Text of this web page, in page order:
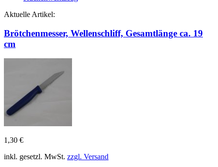
Aktuelle Artikel:
Brötchenmesser, Wellenschliff, Gesamtlänge ca. 19
cm
1,30 €
inkl. gesetzl. MwSt. zzgl. Versand